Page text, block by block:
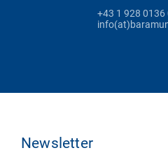
+43 1 928 0136
Newsletter